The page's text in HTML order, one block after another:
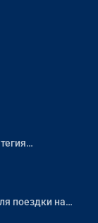
поездки на…